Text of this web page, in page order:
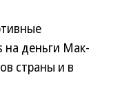
на деньги Мак-
страны и в